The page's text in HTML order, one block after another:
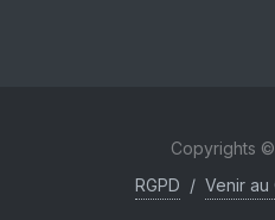
Copyrights ©
RGPD / Venir au